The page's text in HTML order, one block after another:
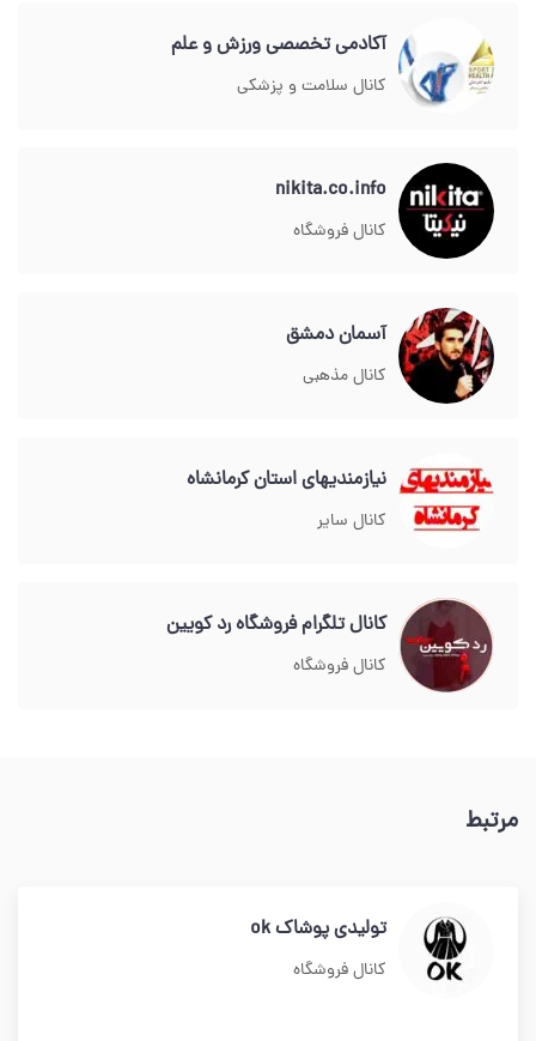
آکادمی تخصصی ورزش و علم
کانال سلامت و پزشکی
nikita.co.info
کانال فروشگاه
آسمان دمشق
کانال مذهبی
نیازمندیهای استان کرمانشاه
کانال سایر
کانال تلگرام فروشگاه رد کویین
کانال فروشگاه
مرتبط
تولیدی پوشاک ok
کانال فروشگاه